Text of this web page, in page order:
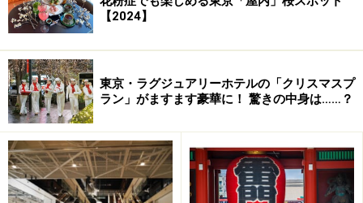
ところで、筆者は現在、「３６５日３６５ホテル旅」と
題した毎日異なるホテルを利用する自腹ミッションを遂
行中です。このミッションでは予算が限られているため
に、同じホテルであっても１円でも安く予約する方法を
日々模索していて、当初は当たり前のように、前述した
ような予約サイトを利用していました。
……が、１円でも安く予約する方法を探していると、実は
意外にもホテルの公式サイトで格安な宿泊プランが提供
【2024】
東京・ラグジュアリーホテルの「クリスマスプ
ラン」がますます豪華に！ 驚きの中身は……？